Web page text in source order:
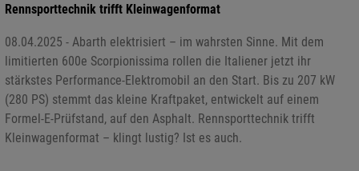
Rennsporttechnik trifft Kleinwagenformat
08.04.2025 - Abarth elektrisiert – im wahrsten Sinne. Mit dem
limitierten 600e Scorpionissima rollen die Italiener jetzt ihr
stärkstes Performance-Elektromobil an den Start. Bis zu 207 kW
(280 PS) stemmt das kleine Kraftpaket, entwickelt auf einem
Formel-E-Prüfstand, auf den Asphalt. Rennsporttechnik trifft
Kleinwagenformat – klingt lustig? Ist es auch.